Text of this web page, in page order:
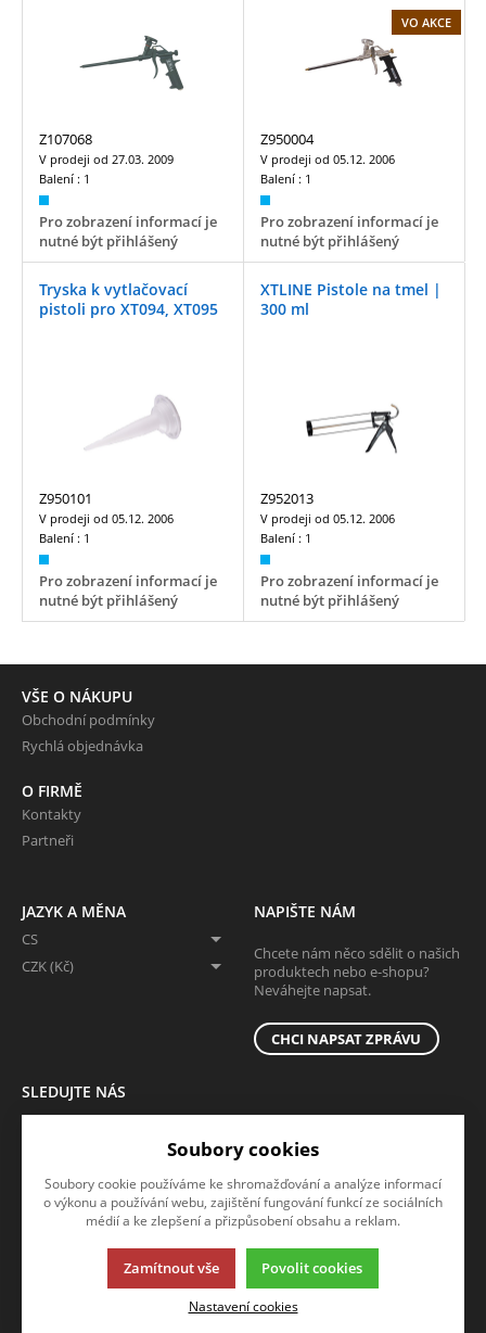
Z107068
V prodeji od 27.03. 2009
Balení : 1
Pro zobrazení informací je
nutné být přihlášený
VO AKCE
Z950004
V prodeji od 05.12. 2006
Balení : 1
Pro zobrazení informací je
nutné být přihlášený
Tryska k vytlačovací
pistoli pro XT094, XT095
Z950101
V prodeji od 05.12. 2006
Balení : 1
Pro zobrazení informací je
nutné být přihlášený
XTLINE Pistole na tmel |
300 ml
Z952013
V prodeji od 05.12. 2006
Balení : 1
Pro zobrazení informací je
nutné být přihlášený
VŠE O NÁKUPU
Obchodní podmínky
Rychlá objednávka
O FIRMĚ
Kontakty
Partneři
JAZYK A MĚNA
CS
CZK (Kč)
NAPIŠTE NÁM
Chcete nám něco sdělit o našich
produktech nebo e-shopu?
Neváhejte napsat.
CHCI NAPSAT ZPRÁVU
SLEDUJTE NÁS
Tato stránka používá soubory cookies. Klikněte pro více informací.
Soubory cookies
Soubory cookie používáme ke shromažďování a analýze informací
o výkonu a používání webu, zajištění fungování funkcí ze sociálních
médií a ke zlepšení a přizpůsobení obsahu a reklam.
Zamítnout vše Povolit cookies
Nastavení cookies